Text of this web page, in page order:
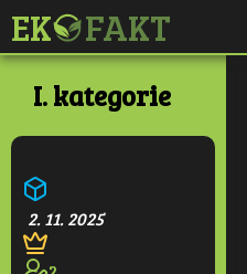
I. kategorie
2. 11. 2025